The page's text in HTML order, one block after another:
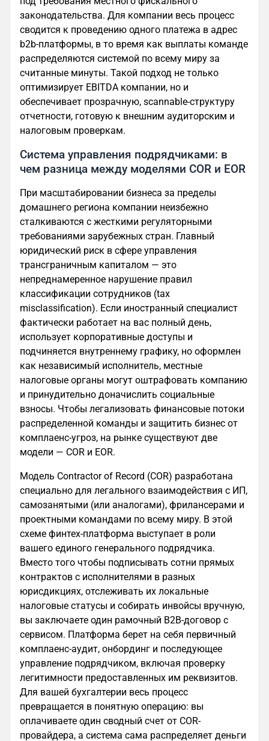
законодательства. Для компании весь процесс
сводится к проведению одного платежа в адрес
b2b-платформы, в то время как выплаты команде
распределяются системой по всему миру за
считанные минуты. Такой подход не только
оптимизирует EBITDA компании, но и
обеспечивает прозрачную, scannable-структуру
отчетности, готовую к внешним аудиторским и
налоговым проверкам.
Система управления подрядчиками: в
чем разница между моделями COR и EOR
При масштабировании бизнеса за пределы
домашнего региона компании неизбежно
сталкиваются с жесткими регуляторными
требованиями зарубежных стран. Главный
юридический риск в сфере управления
трансграничным капиталом — это
непреднамеренное нарушение правил
классификации сотрудников (tax
misclassification). Если иностранный специалист
фактически работает на вас полный день,
использует корпоративные доступы и
подчиняется внутреннему графику, но оформлен
как независимый исполнитель, местные
налоговые органы могут оштрафовать компанию
и принудительно доначислить социальные
взносы. Чтобы легализовать финансовые потоки
распределенной команды и защитить бизнес от
комплаенс-угроз, на рынке существуют две
модели — COR и EOR.
Модель Contractor of Record (COR) разработана
специально для легального взаимодействия с ИП,
самозанятыми (или аналогами), фрилансерами и
проектными командами по всему миру. В этой
схеме финтех-платформа выступает в роли
вашего единого генерального подрядчика.
Вместо того чтобы подписывать сотни прямых
контрактов с исполнителями в разных
юрисдикциях, отслеживать их локальные
налоговые статусы и собирать инвойсы вручную,
вы заключаете один рамочный B2B-договор с
сервисом. Платформа берет на себя первичный
комплаенс-аудит, онбординг и последующее
управление подрядчиком, включая проверку
легитимности предоставленных им реквизитов.
Для вашей бухгалтерии весь процесс
превращается в понятную операцию: вы
оплачиваете один сводный счет от COR-
провайдера, а система сама распределяет деньги